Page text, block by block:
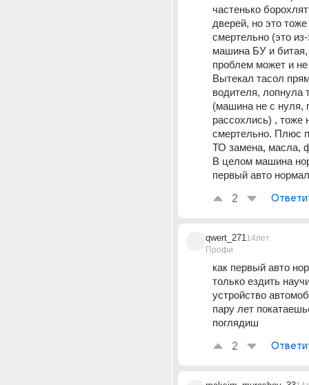
частенько
дверей, но это тоже
смертельно (это из-
машина БУ и битая,
проблем может и
Вытекал тасол
водителя, лопнула
(машина не с нуля,
рассохлись) , тоже
смертельно. Плюс
ТО замена, масла,
В целом машина
первый авто
2
qwert_271
Профи
14лет
как первый авто
только ездить
устройство
пару лет
поглядиш
2